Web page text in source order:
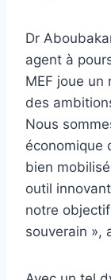
Dr
agent à
MEF joue
des
Nous
économique
bien
outil
notre
souverain »,